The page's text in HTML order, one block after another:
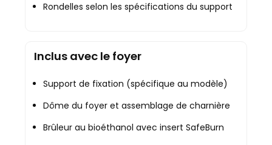
Rondelles selon les spécifications du support
Inclus avec le foyer
Support de fixation (spécifique au modèle)
Dôme du foyer et assemblage de charnière
Brûleur au bioéthanol avec insert SafeBurn